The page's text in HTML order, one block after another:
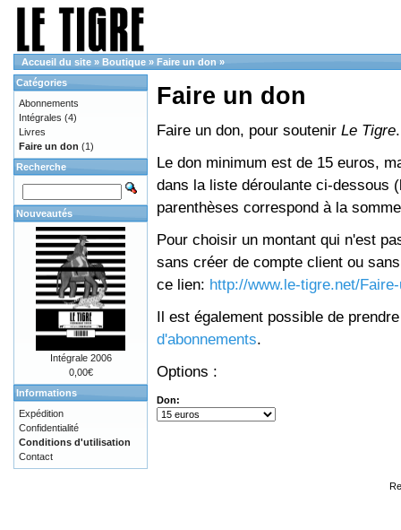
Accueil du site » Boutique » Faire un don »
Faire un don
Faire un don, pour soutenir Le Tigre.
Le don minimum est de 15 euros,
dans la liste déroulante ci-dessous
parenthèses correspond à la
Pour choisir un montant qui n'est
sans créer de compte client ou
ce lien: http://www.le-tigre.net/
Il est également possible de
d'abonnements.
Options :
Don:
Catégories
Abonnements
Intégrales (4)
Livres
Faire un don (1)
Recherche
Nouveautés
Intégrale 2006
0,00€
Informations
Expédition
Confidentialité
Conditions d'utilisation
Contact